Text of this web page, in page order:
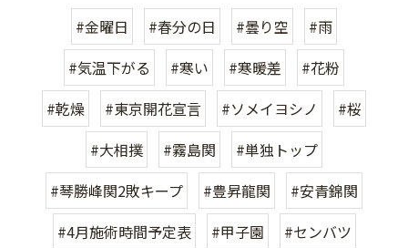
#金曜日 #春分の日 #曇り空
#雨
#気温下がる
#寒い #寒暖差
#花粉
#乾燥
#東京開花宣言 #ソメイヨシノ
#桜
#大相撲
#霧島関
#単独トップ
#琴勝峰関2敗キープ
#豊昇龍関
#安青錦関
#4月施術時間予定表
#甲子園
#センバツ